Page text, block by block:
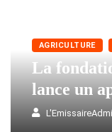
AGRICULTURE
La
lance un